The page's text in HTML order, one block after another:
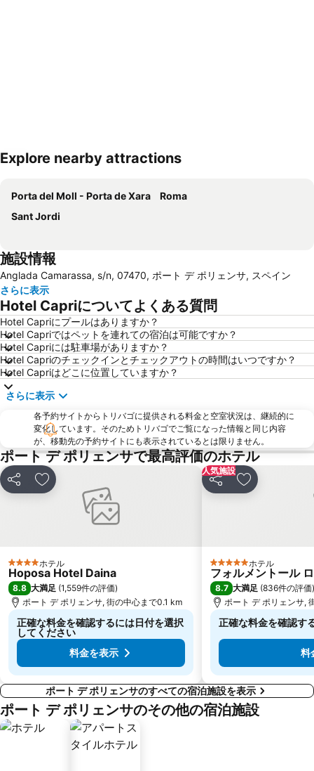
地図を拡大
Explore nearby attractions
Porta del Moll - Porta de Xara
Roma
Sant Jordi
施設情報
Anglada Camarassa, s/n, 07470, ポート デ ポリェンサ, スペイン
さらに表示
Hotel Capriについてよくある質問
Hotel Capriにプールはありますか？
Hotel Capriではペットを連れての宿泊は可能ですか？
Hotel Capriには駐車場がありますか？
Hotel Capriのチェックインとチェックアウトの時間はいつですか？
Hotel Capriはどこに位置していますか？
さらに表示
各予約サイトからトリバゴに提供される料金と空室状況は、継続的に
変化しています。そのためトリバゴでご覧になった情報と同じ内容
が、移動先の予約サイトにも表示されているとは限りません。
ポート デ ポリェンサで最高評価のホテル
シェア お気に入りに追加
4 ホテルのランク
ホテル
Hoposa Hotel Daina
8.8 大満足 (1,559件の評価)
ポート デ ポリェンサ, 街の中心まで0.1 km
正確な料金を確認するには日付を選択
してください
料金を表示
人気施設
シェア お気に入りに
5 ホテルのランク
ホテル
フォルメントール
8.7 大満足 (836件の評価)
ポート デ ポリェンサ,
正確な料金を確認す
料
ポート デ ポリェンサのすべての宿泊施設を表示
ポート デ ポリェンサのその他の宿泊施設